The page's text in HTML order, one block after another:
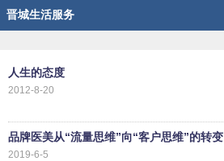
晋城生活服务
人生的态度
2012-8-20
品牌医美从“流量思维”向“客户思维”的转变
2019-6-5